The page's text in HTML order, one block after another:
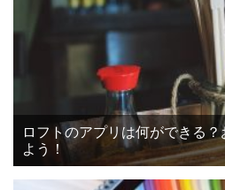
ロフトのアプリは何ができる
よう！